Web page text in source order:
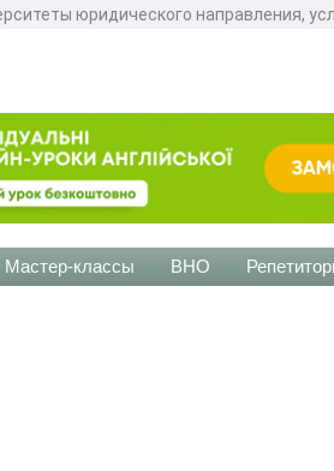
юридического направления,
Мастер-классы ВНО